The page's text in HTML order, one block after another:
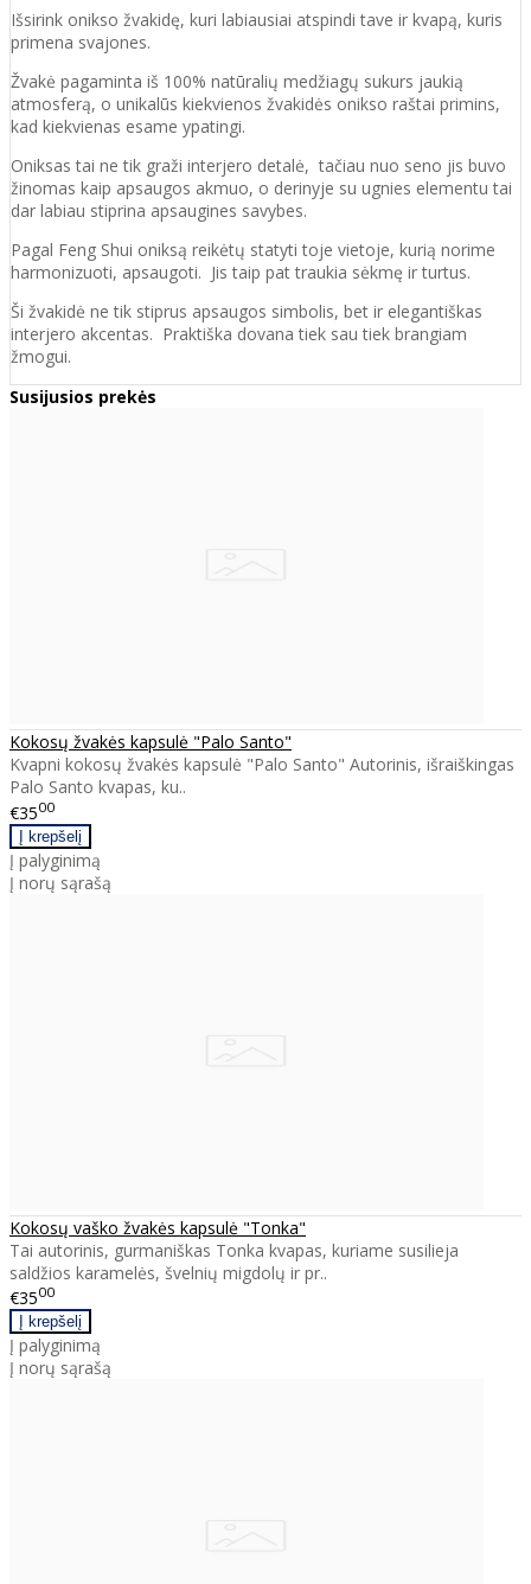
Išsirink onikso žvakidę, kuri labiausiai atspindi tave ir kvapą, kuris
primena svajones.
Žvakė pagaminta iš 100% natūralių medžiagų sukurs jaukią
atmosferą, o unikalūs kiekvienos žvakidės onikso raštai primins,
kad kiekvienas esame ypatingi.
Oniksas tai ne tik graži interjero detalė, tačiau nuo seno jis buvo
žinomas kaip apsaugos akmuo, o derinyje su ugnies elementu tai
dar labiau stiprina apsaugines savybes.
Pagal Feng Shui oniksą reikėtų statyti toje vietoje, kurią norime
harmonizuoti, apsaugoti. Jis taip pat traukia sėkmę ir turtus.
Ši žvakidė ne tik stiprus apsaugos simbolis, bet ir elegantiškas
interjero akcentas. Praktiška dovana tiek sau tiek brangiam
žmogui.
Susijusios prekės
Kokosų žvakės kapsulė "Palo Santo"
Kvapni kokosų žvakės kapsulė "Palo Santo" Autorinis, išraiškingas
Palo Santo kvapas, ku..
€3500
Į palyginimą
Į norų sąrašą
Kokosų vaško žvakės kapsulė "Tonka"
Tai autorinis, gurmaniškas Tonka kvapas, kuriame susilieja
saldžios karamelės, švelnių migdolų ir pr..
€3500
Į palyginimą
Į norų sąrašą